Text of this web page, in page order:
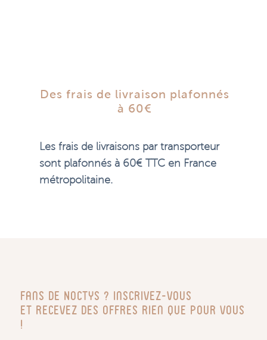
Des frais de livraison plafonnés
à 60€
Les frais de livraisons par transporteur
sont plafonnés à 60€ TTC en France
métropolitaine.
Fans de Noctys ? Inscrivez-vous
Et recevez des offres rien que pour vous
!